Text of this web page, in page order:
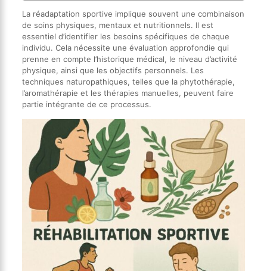
La réadaptation sportive implique souvent une combinaison
de soins physiques, mentaux et nutritionnels. Il est
essentiel d’identifier les besoins spécifiques de chaque
individu. Cela nécessite une évaluation approfondie qui
prenne en compte l’historique médical, le niveau d’activité
physique, ainsi que les objectifs personnels. Les
techniques naturopathiques, telles que la phytothérapie,
l’aromathérapie et les thérapies manuelles, peuvent faire
partie intégrante de ce processus.